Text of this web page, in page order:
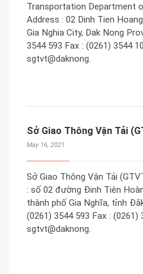
Transportation Department
Address : 02 Dinh Tien
Gia Nghia City, Dak Nong
3544 593 Fax : (0261) 3544
sgtvt@daknong.
Sở Giao Thông Vận Tải
May 16, 2021
Sở Giao Thông Vận Tải
: số 02 đường Đinh Tiên
thành phố Gia Nghĩa, tỉnh
(0261) 3544 593 Fax : (0261)
sgtvt@daknong.